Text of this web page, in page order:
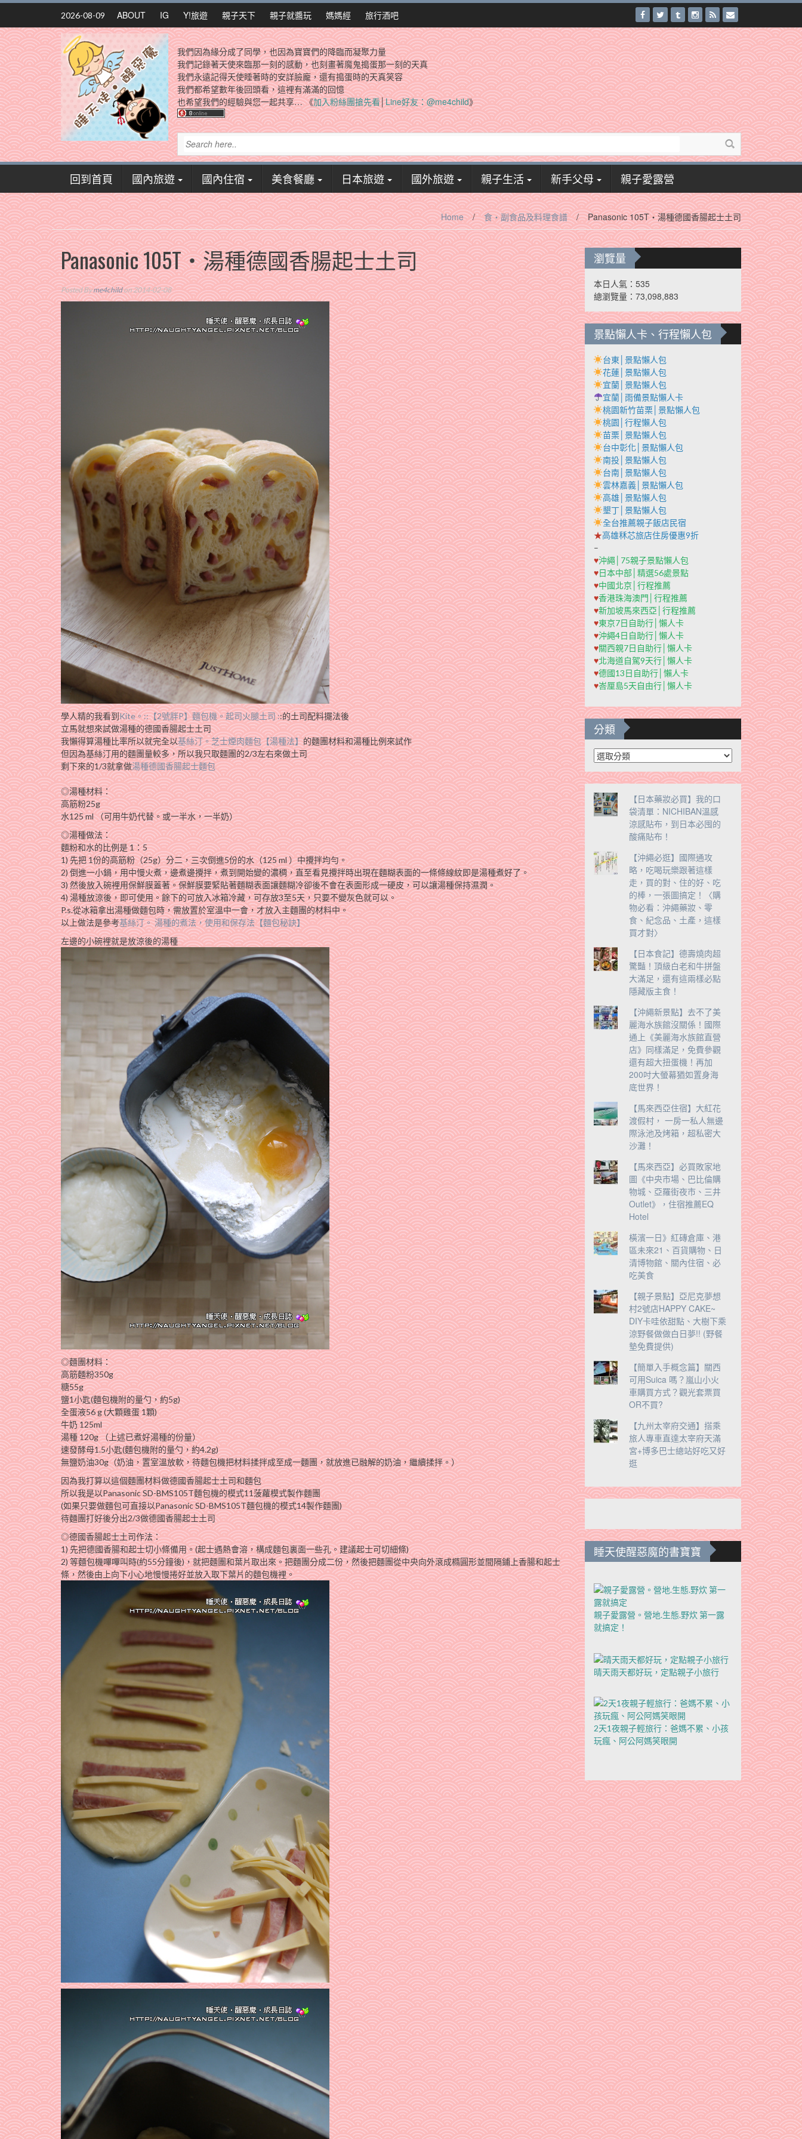
Skip
content
2026-08-09 ABOUT IG Y!旅遊 親子天下 親子就醬玩 媽媽經 旅行酒吧
我們因為緣分成了同學，也因為寶寶們的降臨而凝聚力量
我們記錄著天使來臨那一刻的感動，也刻畫著魔鬼搗蛋那一刻的天真
我們永遠記得天使睡著時的安詳臉龐，還有搗蛋時的天真笑容
我們都希望數年後回頭看，這裡有滿滿的回憶
也希望我們的經驗與您一起共享… 《加入粉絲團搶先看│Line好友：@me4child》
回到首頁 國內旅遊 國內住宿 美食餐廳 日本旅遊 國外旅遊 親子生活 新手父母 親子愛露營
Home / 食‧副食品及料理食譜 / Panasonic 105T‧湯種德國香腸起士土司
Panasonic 105T‧湯種德國香腸起士土司
Posted Byme4childon 2014-02-08
學人精的我看到Kite。::【2號胖P】麵包機。起司火腿土司 ::的土司配料擺法後
立馬就想來試做湯種的德國香腸起士土司
我懶得算湯種比率所以就完全以基絲汀。芝士煙肉麵包【湯種法】的麵團材料和湯種比例來試作
但因為基絲汀用的麵團量較多，所以我只取麵團的2/3左右來做土司
剩下來的1/3就拿做湯種德國香腸起士麵包
◎湯種材料：
高筋粉25g
水125 ml （可用牛奶代替。或一半水，一半奶）
◎湯種做法：
麵粉和水的比例是 1：5
1) 先把 1份的高筋粉（25g）分二，三次倒進5份的水（125 ml ）中攪拌均勻。
2) 倒進一小鍋，用中慢火煮，邊煮邊攪拌，煮到開始變的濃稠，直至看見攪拌時出現在麵糊表面的一條條線紋即是湯種煮好了。
3) 然後放入碗裡用保鮮膜蓋著。保鮮膜要緊貼著麵糊表面讓麵糊冷卻後不會在表面形成一硬皮，可以讓湯種保持濕潤。
4) 湯種放涼後，即可使用。餘下的可放入冰箱冷藏，可存放3至5天，只要不變灰色就可以。
P.s.從冰箱拿出湯種做麵包時，需放置於室溫中一會，才放入主麵團的材料中。
以上做法是參考基絲汀。 湯種的煮法，使用和保存法【麵包秘訣】
左邊的小碗裡就是放涼後的湯種
◎麵團材料：
高筋麵粉350g
糖55g
鹽1小匙(麵包機附的量勺，約5g)
全蛋液56 g (大顆雞蛋 1顆)
牛奶 125ml
湯種 120g （上述已煮好湯種的份量）
速發酵母1.5小匙(麵包機附的量勺，約4.2g)
無鹽奶油30g（奶油，置室溫放軟，待麵包機把材料揉拌成至成一麵團，就放進已融解的奶油，繼續揉拌。）
因為我打算以這個麵團材料做德國香腸起士土司和麵包
所以我是以Panasonic SD-BMS105T麵包機的模式11菠蘿模式製作麵團
(如果只要做麵包可直接以Panasonic SD-BMS105T麵包機的模式14製作麵團)
待麵團打好後分出2/3做德國香腸起士土司
◎德國香腸起士土司作法：
1) 先把德國香腸和起士切小條備用。(起士遇熱會溶，構成麵包裏面一些孔。建議起士可切細條)
2) 等麵包機嗶嗶叫時(約55分鐘後)，就把麵團和葉片取出來。把麵團分成二份，然後把麵團從中央向外滾成橢圓形並間隔鋪上香腸和起士
條，然後由上向下小心地慢慢捲好並放入取下葉片的麵包機裡。
瀏覽量
本日人氣：535
總瀏覽量：73,098,883
景點懶人卡、行程懶人包
台東│景點懶人包
花蓮│景點懶人包
宜蘭│景點懶人包
宜蘭│雨備景點懶人卡
桃園新竹苗栗│景點懶人包
桃園│行程懶人包
苗栗│景點懶人包
台中彰化│景點懶人包
南投│景點懶人包
台南│景點懶人包
雲林嘉義│景點懶人包
高雄│景點懶人包
墾丁│景點懶人包
全台推薦親子飯店民宿
★高雄秝芯旅店住房優惠9折
–
♥沖繩│75親子景點懶人包
♥日本中部│精選56處景點
♥中國北京│行程推薦
♥香港珠海澳門│行程推薦
♥新加坡馬來西亞│行程推薦
♥東京7日自助行│懶人卡
♥沖繩4日自助行│懶人卡
♥關西親7日自助行│懶人卡
♥北海道自駕9天行│懶人卡
♥德國13日自助行│懶人卡
♥峇厘島5天自由行│懶人卡
分類
分
類
【日本藥妝必買】我的口
袋清單：NICHIBAN溫感
涼感貼布，到日本必囤的
酸痛貼布！
【沖繩必逛】國際通攻
略，吃喝玩樂跟著這樣
走，買的對、住的好、吃
的棒，一張圖搞定！〈購
物必看：沖繩藥妝、零
食、紀念品、土產，這樣
買才對〉
【日本食記】德壽燒肉超
驚豔！頂級白老和牛拼盤
大滿足，還有這兩樣必點
隱藏版主食！
【沖繩新景點】去不了美
麗海水族館沒關係！國際
通上《美麗海水族館直營
店》同樣滿足，免費參觀
還有超大扭蛋機！再加
200吋大螢幕猶如置身海
底世界！
【馬來西亞住宿】大紅花
渡假村， 一房一私人無邊
際泳池及烤箱，超私密大
沙灘！
【馬來西亞】必買敗家地
圖《中央市場、巴比倫購
物城、亞羅街夜市、三井
Outlet》，住宿推薦EQ
Hotel
橫濱一日》紅磚倉庫、港
區未來21、百貨購物、日
清博物館、關內住宿、必
吃美食
【親子景點】亞尼克夢想
村2號店HAPPY CAKE~
DIY卡哇依甜點、大樹下乘
涼野餐做做白日夢!! (野餐
墊免費提供)
【簡單入手概念篇】關西
可用Suica 嗎？嵐山小火
車購買方式？觀光套票買
OR不買?
【九州太宰府交通】搭乘
旅人專車直達太宰府天滿
宮+博多巴士總站好吃又好
逛
睡天使醒惡魔的書寶寶
親子愛露營。營地.生態.野炊 第一露
就搞定！
晴天雨天都好玩，定點親子小旅行
2天1夜親子輕旅行：爸媽不累、小孩
玩瘋、阿公阿媽笑眼開